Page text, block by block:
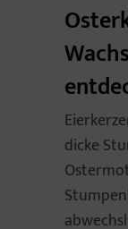
dicke